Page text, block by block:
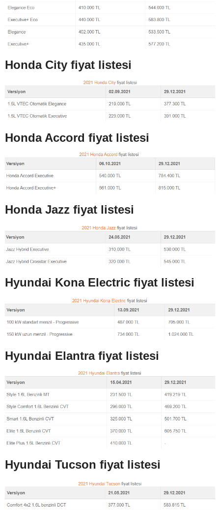
Honda City fiyat listesi
Honda Accord fiyat listesi
Honda Jazz fiyat listesi
Hyundai Kona Electric fiyat listesi
Hyundai Elantra fiyat listesi
Hyundai Tucson fiyat listesi